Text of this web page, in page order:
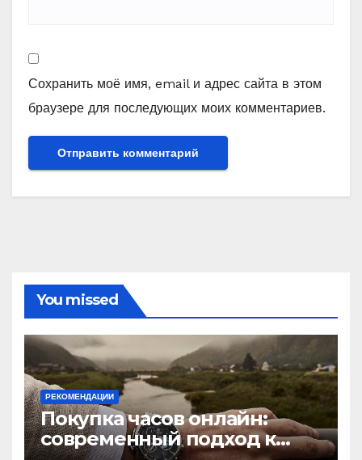
Сохранить моё имя, email и адрес сайта в этом
браузере для последующих моих комментариев.
You missed
РЕКОМЕНДАЦИИ
Покупка часов онлайн:
современный подход к